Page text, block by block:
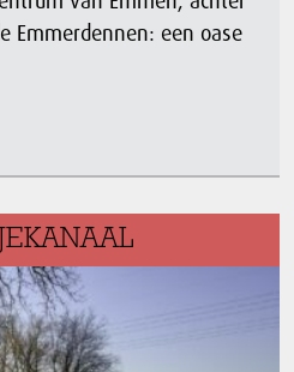
Emmerdennen: een oase